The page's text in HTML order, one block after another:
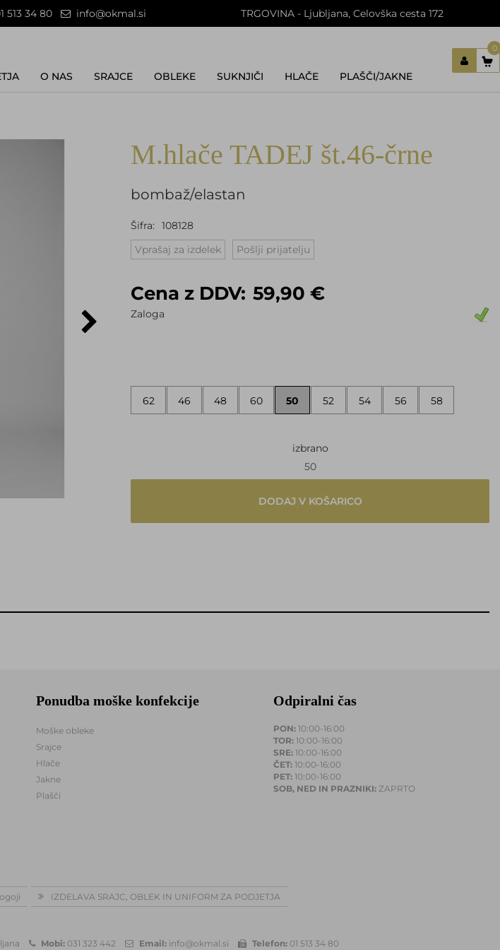
513 34 80 info@okmal.si TRGOVINA - Ljubljana, Celovška cesta 172
0
O NAS SRAJCE OBLEKE SUKNJIČI HLAČE PLAŠČI/JAKNE
M.hlače TADEJ št.46-črne
bombaž/elastan
Šifra:
108128
Vprašaj za izdelek
Pošlji prijatelju
Cena z DDV: 59,90 €
Zaloga
62 46 48 60 50 52 54 56 58
izbrano
50
DODAJ V KOŠARICO
Ponudba moške konfekcije
Moške obleke
Srajce
Hlače
Jakne
Plašči
Odpiralni čas
PON: 10:00-16:00
TOR: 10:00-16:00
SRE: 10:00-16:00
ČET: 10:00-16:00
PET: 10:00-16:00
SOB, NED IN PRAZNIKI: ZAPRTO
IZDELAVA SRAJC, OBLEK IN UNIFORM ZA PODJETJA
Mobi: 031 323 442 Email: info@okmal.si Telefon: 01 513 34 80